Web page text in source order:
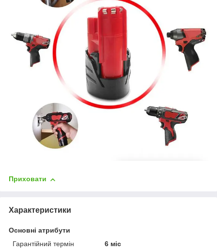
Приховати
Характеристики
Основні атрибути
Гарантійний термін
6 міс